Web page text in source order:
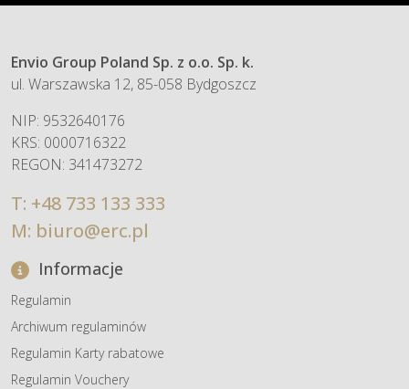
Envio Group Poland Sp. z o.o. Sp. k.
ul. Warszawska 12, 85-058 Bydgoszcz
NIP: 9532640176
KRS: 0000716322
REGON: 341473272
T: +48 733 133 333
M: biuro@erc.pl
Informacje
Regulamin
Archiwum regulaminów
Regulamin Karty rabatowe
Regulamin Vouchery